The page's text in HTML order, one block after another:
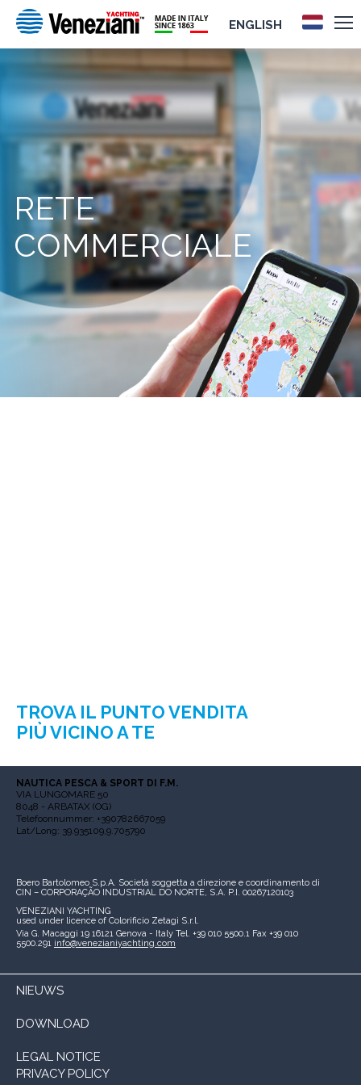
ENGLISH
RETE
COMMERCIALE
TROVA IL PUNTO VENDITA
PIÙ VICINO A TE
NAUTICA PESCA & SPORT DI F.M.
VIA LUNGOMARE 50
8048 - ARBATAX (OG)
Telefoonnummer: +390782667059
Lat/Long: 39.935109,9.705790
Boero Bartolomeo S.p.A. Società soggetta a direzione e coordinamento di
CIN – CORPORAÇÃO INDUSTRIAL DO NORTE, S.A. P.I. 00267120103
VENEZIANI YACHTING
used under licence of Colorificio Zetagi S.r.l.
Via G. Macaggi 19 16121 Genova - Italy Tel. +39 010 5500.1 Fax +39 010
5500.291 info@venezianiyachting.com
NIEUWS
DOWNLOAD
LEGAL NOTICE
PRIVACY POLICY